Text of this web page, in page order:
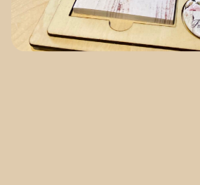
Our territories
Media Zone